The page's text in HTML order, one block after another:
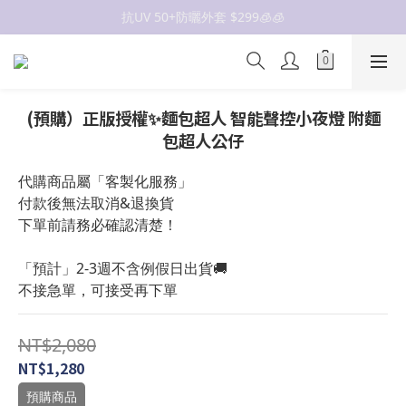
抗UV 50+防曬外套 $299🧊🧊
抗UV 50+防曬外套 $299🧊🧊
抗UV 50+防曬外套 $299🧊🧊
(預購）正版授權✨麵包超人 智能聲控小夜燈 附麵
包超人公仔
代購商品屬「客製化服務」
付款後無法取消&退換貨
下單前請務必確認清楚！
「預計」2-3週不含例假日出貨🚚
不接急單，可接受再下單
NT$2,080
NT$1,280
預購商品